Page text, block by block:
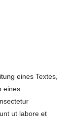
eines Textes,
eines
ut labore et